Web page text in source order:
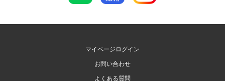
マイページログイン
お問い合わせ
よくある質問